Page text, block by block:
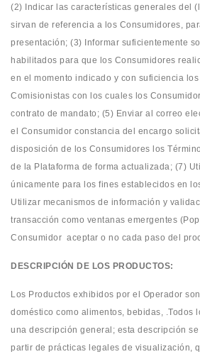
(2) Indicar las características generales del
sirvan de referencia a los Consumidores,
presentación; (3) Informar suficientemente
habilitados para que los Consumidores
en el momento indicado y con suficiencia
Comisionistas con los cuales los
contrato de mandato; (5) Enviar al correo
el Consumidor constancia del encargo
disposición de los Consumidores los
de la Plataforma de forma actualizada; (7)
únicamente para los fines establecidos en
Utilizar mecanismos de información y
transacción como ventanas emergentes
Consumidor aceptar o no cada paso del
DESCRIPCIÓN DE LOS PRODUCTOS:
Los Productos exhibidos por el Operador
doméstico como alimentos, bebidas, .Todos
una descripción general; esta descripción
partir de prácticas legales de visualización,